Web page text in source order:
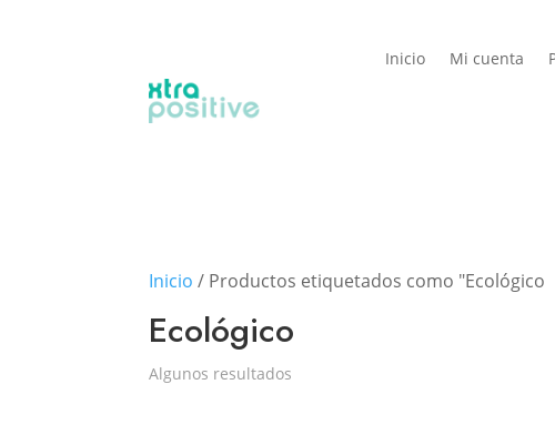
Inicio Mi cuenta
Inicio / Productos etiquetados como "Ecológico
Ecológico
Algunos resultados